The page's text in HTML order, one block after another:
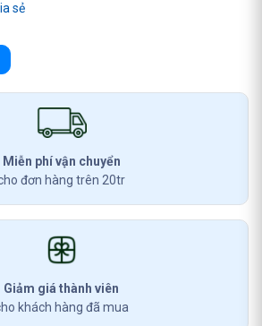
sẻ
Miễn phí vận chuyển
đơn hàng trên 20tr
Giảm giá thành viên
khách hàng đã mua